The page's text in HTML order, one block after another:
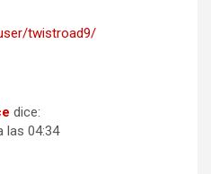
twistroad9/
dice:
las 04:34